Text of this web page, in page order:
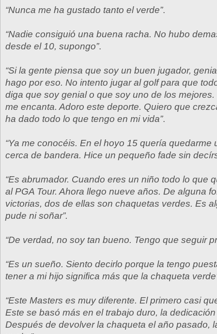
“Nunca me ha gustado tanto el verde”.
“Nadie consiguió una buena racha. No hubo
desde el 10, supongo”.
“Si la gente piensa que soy un buen jugador,
hago por eso. No intento jugar al golf para que
diga que soy genial o que soy uno de los
me encanta. Adoro este deporte. Quiero que
ha dado todo lo que tengo en mi vida”.
“Ya me conocéis. En el hoyo 15 quería quedarme
cerca de bandera. Hice un pequeño fade sin
“Es abrumador. Cuando eres un niño todo lo que
al PGA Tour. Ahora llego nueve años. De alguna
victorias, dos de ellas son chaquetas verdes. Es
pude ni soñar”.
“De verdad, no soy tan bueno. Tengo que seguir
“Es un sueño. Siento decirlo porque la tengo
tener a mi hijo significa más que la chaqueta
“Este Masters es muy diferente. El primero casi
Este se basó más en el trabajo duro, la
Después de devolver la chaqueta el año pasado,